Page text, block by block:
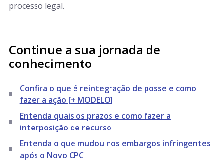
processo legal.
Continue a sua jornada de
conhecimento
Confira o que é reintegração de posse e como
fazer a ação [+ MODELO]
Entenda quais os prazos e como fazer a
interposição de recurso
Entenda o que mudou nos embargos infringentes
após o Novo CPC